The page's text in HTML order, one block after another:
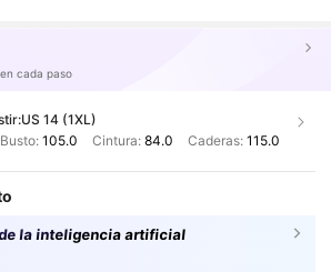
cada paso
US 14 (1XL)
Busto:105.0 Cintura: 84.0 Caderas: 115.0
la inteligencia artificial